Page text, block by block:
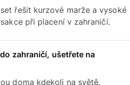
řešit kurzové marže a vysoké
při placení v zahraničí.
zahraničí, ušetřete na
doma kdekoli na světě.